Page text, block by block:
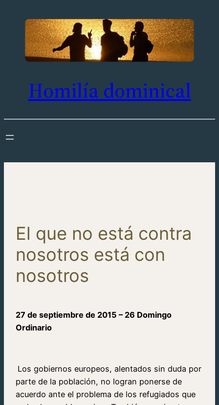
contenido
Homilía dominical
El que no está contra
nosotros está con
nosotros
27 de septiembre de 2015 – 26 Domingo
Ordinario
Los gobiernos europeos, alentados sin duda por
parte de la población, no logran ponerse de
acuerdo ante el problema de los refugiados que